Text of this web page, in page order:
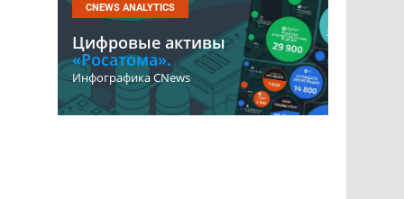
CNEWS ANALYTICS
Цифровые активы
«Росатома».
Инфографика CNews